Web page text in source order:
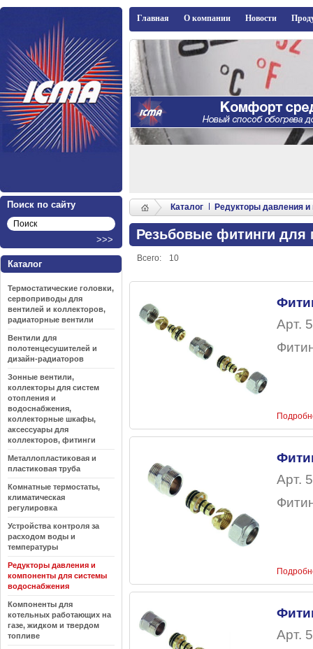
Каталог Редукторы давления
Резьбовые фитинги для
Всего: 10
Арт.
Арт.
Арт.
Каталог
Термостатические головки,
сервоприводы для
вентилей и коллекторов,
радиаторные вентили
Вентили для
полотенцесушителей и
дизайн-радиаторов
Зонные вентили,
коллекторы для систем
отопления и
водоснабжения,
коллекторные шкафы,
аксессуары для
коллекторов, фитинги
Металлопластиковая и
пластиковая труба
Комнатные термостаты,
климатическая
регулировка
Устройства контроля за
расходом воды и
температуры
Редукторы давления и
компоненты для системы
водоснабжения
Компоненты для
котельных работающих на
газе, жидком и твердом
топливе
ICMA
Главная О компании Новости
Поиск по сайту